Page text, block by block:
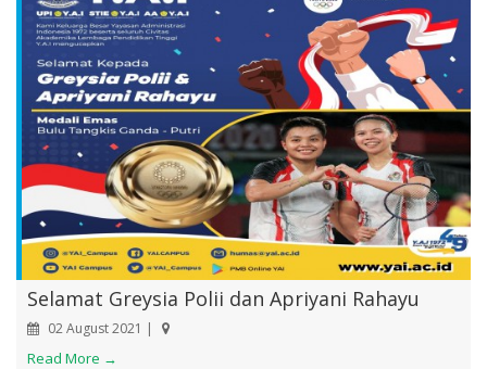
Selamat Greysia Polii dan Apriyani Rahayu
02 August 2021 |
Read More →